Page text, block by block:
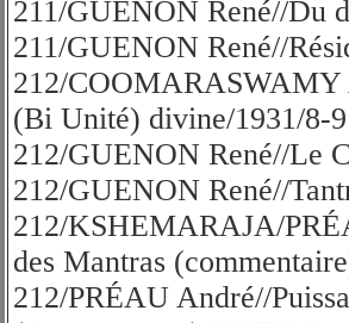
211/GUENON René//Du
211/GUENON René//
212/
(Bi Unité) divine/1931/8-9
212/GUENON René//Le
212/GUENON René//
212/KSHEMARAJA/
des Mantras
212/PRÉAU André//